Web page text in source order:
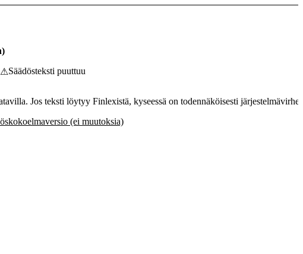
)
⚠Säädösteksti puuttuu
Jos teksti löytyy Finlexistä, kyseessä on todennäköisesti järjestelmävirhe.
(ei muutoksia)